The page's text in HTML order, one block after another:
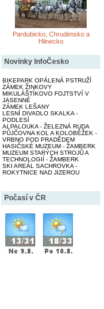
Pardubicko, Chrudimsko a
Hlinecko
Novinky InfoČesko
BIKEPARK OPÁLENÁ PSTRUŽÍ
ZÁMEK ŽINKOVY
MIKULÁŠTÍKOVO FOJTSTVÍ V
JASENNÉ
ZÁMEK LEŠANY
LESNÍ DIVADLO SKALKA -
PODLESÍ
ALPALOUKA - ŽELEZNÁ RUDA
PŮJČOVNA KOL A KOLOBĚŽEK -
VRBNO POD PRADĚDEM
HASIČSKÉ MUZEUM - ŽAMBERK
MUZEUM STARÝCH STROJŮ A
TECHNOLOGIÍ - ŽAMBERK
SKI AREÁL SACHROVKA -
ROKYTNICE NAD JIZEROU
Počasí v ČR